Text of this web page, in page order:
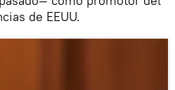
de EEUU.